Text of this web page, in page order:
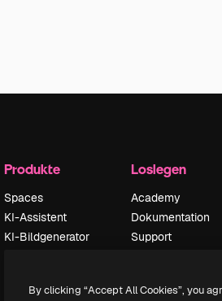
Produkte
Spaces
KI-Assistent
KI-Bildgenerator
Stimmengenerator
Loslegen
Academy
Dokumentation
Support
Originale Neu
By clicking “Accept All Cookies”, you